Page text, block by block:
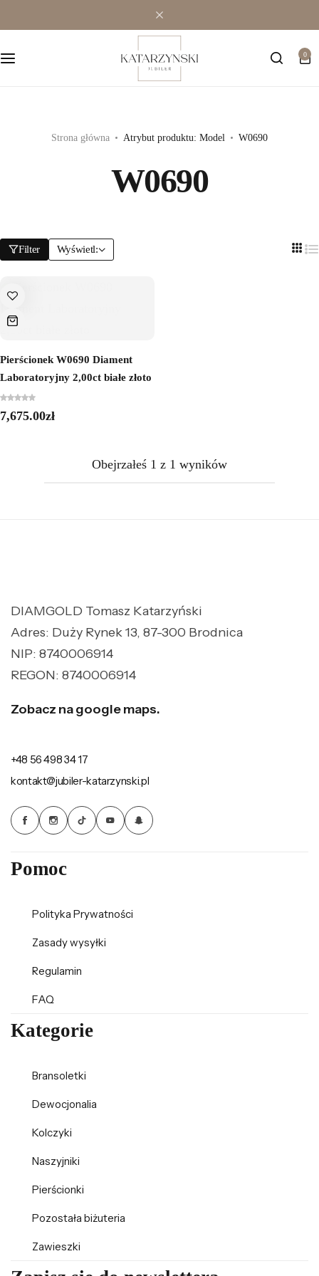
0
Strona główna Atrybut produktu: Model W0690
W0690
Filter Wyświetl:
Pierścionek W0690 Diament
Laboratoryjny 2,00ct białe złoto
7,675.00zł
Obejrzałeś 1 z 1 wyników
DIAMGOLD Tomasz Katarzyński
Adres: Duży Rynek 13, 87-300 Brodnica
NIP: 8740006914
REGON: 8740006914
Zobacz na google maps.
+48 56 498 34 17
kontakt@jubiler-katarzynski.pl
Pomoc
Polityka Prywatności
Zasady wysyłki
Regulamin
FAQ
Kategorie
Bransoletki
Dewocjonalia
Kolczyki
Naszyjniki
Pierścionki
Pozostała biżuteria
Zawieszki
Premium
Naszyjniki